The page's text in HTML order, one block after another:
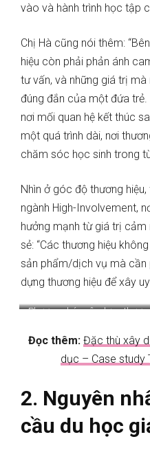
vào và hành trình học tập
Chị Hà cũng nói thêm:
hiệu còn phải phản ánh
tư vấn, và những giá trị
đúng đắn của một đứa trẻ.
nơi mối quan hệ kết thúc
một quá trình dài, nơi
chăm sóc học sinh trong
Nhìn ở góc độ thương
ngành High-Involvement,
hưởng mạnh từ giá trị cảm
sẻ: “Các thương hiệu
sản phẩm/dịch vụ mà
dựng thương hiệu để xây
Phương pháp xây dựng
khóa học để
Đọc thêm: Đặc thù xây
dục – Case study
2. Nguyên
cầu du học